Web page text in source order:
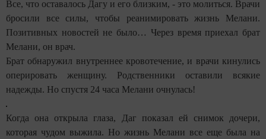
Все, что оставалось Дагу и его близким, - это молиться. Врачи
бросили все силы, чтобы реанимировать жизнь Мелани.
Позитивных новостей не было… Через время приехал брат
Мелани, он врач.
Брат обнаружил внутреннее кровотечение, и врачи кинулись
оперировать женщину. Родственники оставили всякие
надежды. Но спустя 24 часа Мелани очнулась!
Когда она открыла глаза, Даг показал ей снимок дочери,
которая чудом выжила. Но жизнь Мелани все еще была на